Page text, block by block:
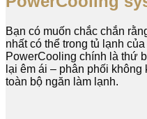
Bạn có muốn chắc chắn
nhất có thể trong tủ lạnh
PowerCooling chính là thứ
lại êm ái – phân phối
toàn bộ ngăn làm lạnh.